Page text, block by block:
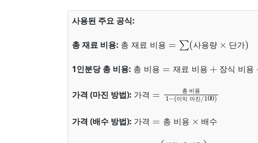
사용된 주요 공식:
총 재료 비용: 총 재 료 비 용 사 용 량 단 가
∑(사용량
1인분당 총 비용: 총 비 용 재 료 비 용 장 식 비 용
가격 (마진 방법): 가 격
총 비용1−
100)
가격 (배수 방법): 가 격 총 비 용 배